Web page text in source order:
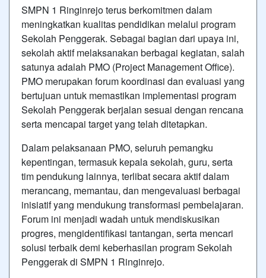
SMPN 1 Ringinrejo terus berkomitmen dalam
meningkatkan kualitas pendidikan melalui program
Sekolah Penggerak. Sebagai bagian dari upaya ini,
sekolah aktif melaksanakan berbagai kegiatan, salah
satunya adalah PMO (Project Management Office).
PMO merupakan forum koordinasi dan evaluasi yang
bertujuan untuk memastikan implementasi program
Sekolah Penggerak berjalan sesuai dengan rencana
serta mencapai target yang telah ditetapkan.
Dalam pelaksanaan PMO, seluruh pemangku
kepentingan, termasuk kepala sekolah, guru, serta
tim pendukung lainnya, terlibat secara aktif dalam
merancang, memantau, dan mengevaluasi berbagai
inisiatif yang mendukung transformasi pembelajaran.
Forum ini menjadi wadah untuk mendiskusikan
progres, mengidentifikasi tantangan, serta mencari
solusi terbaik demi keberhasilan program Sekolah
Penggerak di SMPN 1 Ringinrejo.